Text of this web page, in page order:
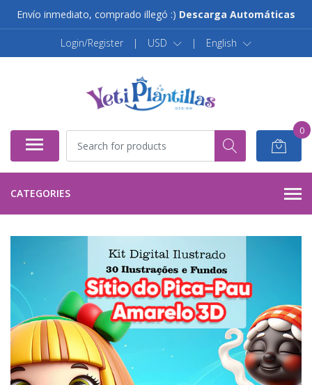
Envío inmediato, comprado illegó :) Descarga Automáticas
Login/Register | USD | English
0
CATEGORIES